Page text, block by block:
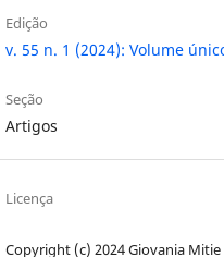
Edição
v. 55 n. 1 (2024): Volume
Seção
Artigos
Licença
Copyright (c) 2024 Giovania